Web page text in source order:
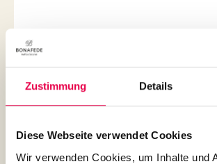
Zustimmung Details
Diese Webseite verwendet Cookies
Wir verwenden Cookies, um Inhalte und